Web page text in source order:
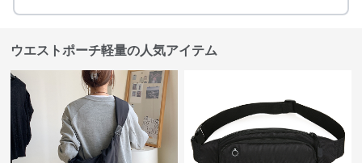
ウエストポーチ軽量の人気アイテム